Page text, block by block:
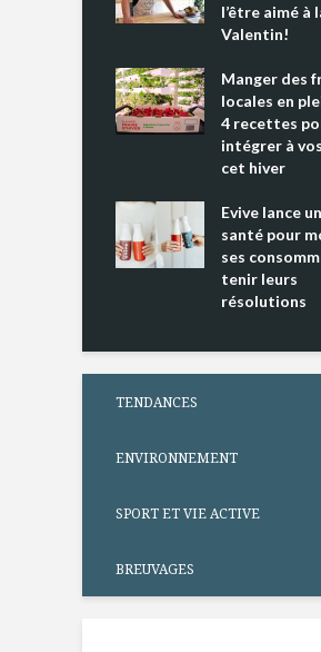
l’être aimé à
Valentin!
Manger des
locales en
4 recettes
intégrer à
cet hiver
Evive lance
santé pour
ses
tenir leurs
résolutions
TENDANCES
ENVIRONNEMENT
SPORT ET VIE ACTIVE
BREUVAGES